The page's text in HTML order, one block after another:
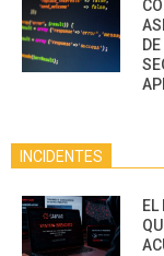
INCIDENTES